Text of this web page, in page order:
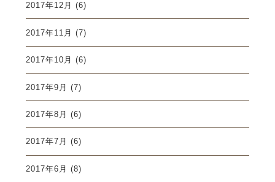
2017年12月 (6)
2017年11月 (7)
2017年10月 (6)
2017年9月 (7)
2017年8月 (6)
2017年7月 (6)
2017年6月 (8)